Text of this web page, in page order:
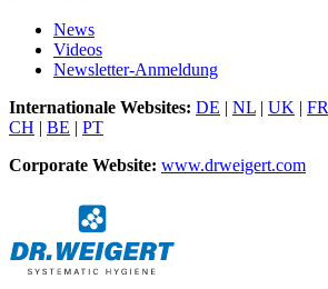
News
Videos
Newsletter-Anmeldung
Internationale Websites: DE | NL | UK | FR
CH | BE | PT
Corporate Website: www.drweigert.com